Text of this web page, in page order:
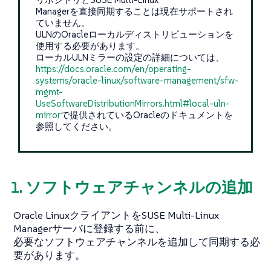
Managerを直接同期することは現在サポートされ
ていません。
ULNのOracleローカルディストリビューションを
使用する必要があります。
ローカルULNミラーの設定の詳細については、
https://docs.oracle.com/en/operating-
systems/oracle-linux/software-management/sfw-
mgmt-
UseSoftwareDistributionMirrors.html#local-uln-
mirrorで提供されているOracleのドキュメントを
参照してください。
1. ソフトウェアチャンネルの追加
Oracle LinuxクライアントをSUSE Multi-Linux
Managerサーバに登録する前に、
必要なソフトウェアチャンネルを追加して同期する必
要があります。